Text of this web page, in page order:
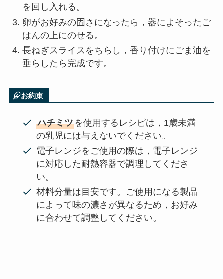
を回し入れる。
卵がお好みの固さになったら，器によそったご
はんの上にのせる。
長ねぎスライスをちらし，香り付けにごま油を
垂らしたら完成です。
お約束
ハチミツを使用するレシピは，1歳未満
の乳児には与えないでください。
電子レンジをご使用の際は，電子レンジ
に対応した耐熱容器で調理してくださ
い。
材料分量は目安です。ご使用になる製品
によって味の濃さが異なるため，お好み
に合わせて調整してください。